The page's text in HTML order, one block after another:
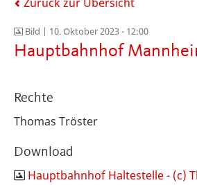
Bild | 10. Oktober 2023 - 12:00
Hauptbahnhof
Rechte
Thomas Tröster
Download
Hauptbahnhof Haltestelle - (c)